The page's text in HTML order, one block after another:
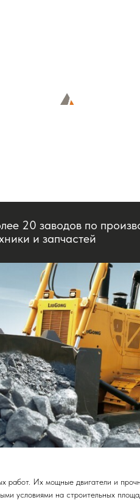
20 заводов по
и запчастей
работ. Их мощные двигатели и
условиями на строительных